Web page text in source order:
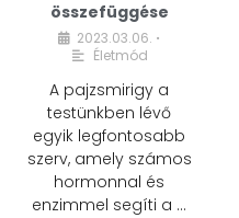
összefüggése
2023.03.06. •
Életmód
A pajzsmirigy a
testünkben lévő
egyik legfontosabb
szerv, amely számos
hormonnal és
enzimmel segíti a …